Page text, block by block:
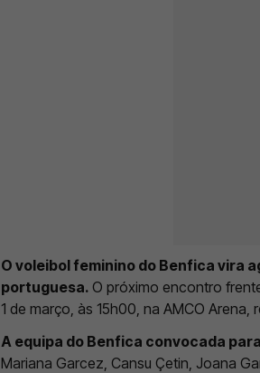
O voleibol feminino do Benfica vira
portuguesa. O próximo encontro
1 de março, às 15h00, na AMCO
A equipa do Benfica convocada
Mariana Garcez, Cansu Çetin, Joana